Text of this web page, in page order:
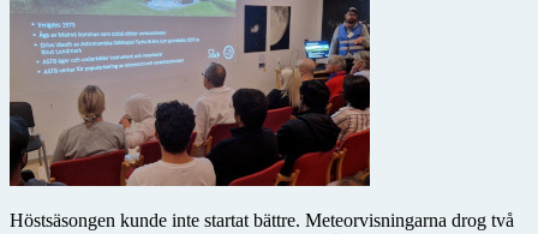
Höstsäsongen kunde inte startat bättre. Meteorvisningarna drog två